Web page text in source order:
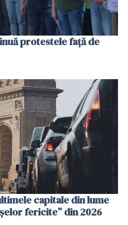
protestele faţă de
capitale din lume
fericite” din 2026